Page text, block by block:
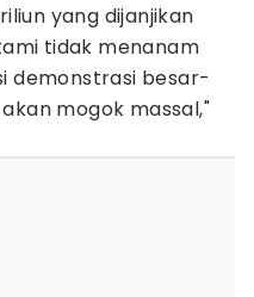
yang dijanjikan
tidak menanam
demonstrasi besar-
mogok massal,"